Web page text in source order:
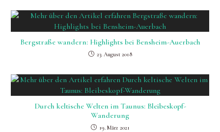
Bergstraße wandern: Highlights bei Bensheim-Auerbach
23. August 2018
Durch keltische Welten im Taunus: Bleibeskopf-
Wanderung
19. März 2021